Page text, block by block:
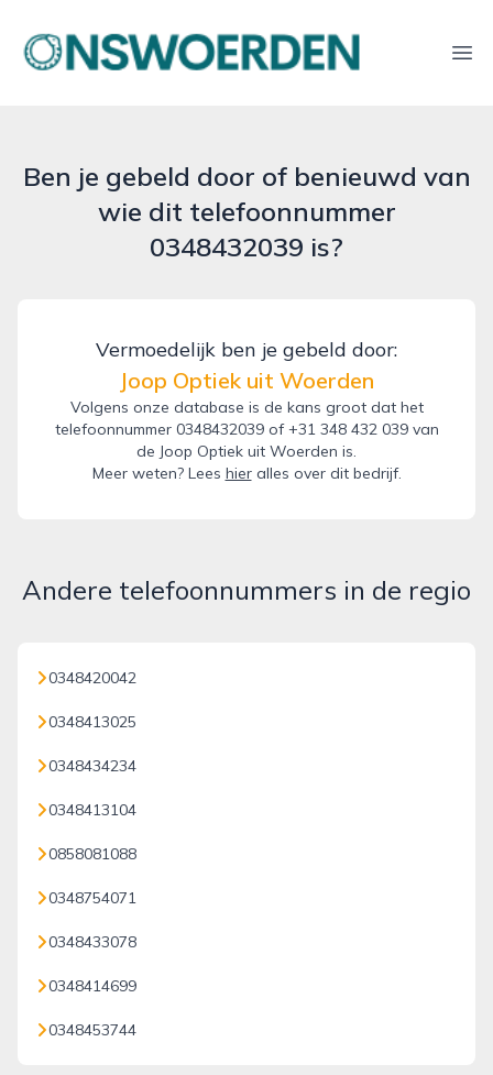
onswoerden.nl
Ben je gebeld door of benieuwd van
wie dit telefoonnummer
0348432039 is?
Vermoedelijk ben je gebeld door:
Joop Optiek uit Woerden
Volgens onze database is de kans groot dat het
telefoonnummer 0348432039 of +31 348 432 039 van
de Joop Optiek uit Woerden is.
Meer weten? Lees hieralles over dit bedrijf.
Andere telefoonnummers in de regio
0348420042
0348413025
0348434234
0348413104
0858081088
0348754071
0348433078
0348414699
0348453744